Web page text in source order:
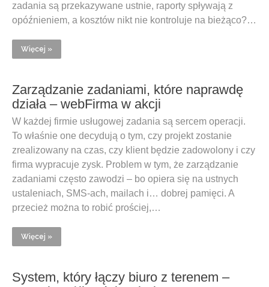
zadania są przekazywane ustnie, raporty spływają z
opóźnieniem, a kosztów nikt nie kontroluje na bieżąco?…
Więcej »
Zarządzanie zadaniami, które naprawdę
działa – webFirma w akcji
W każdej firmie usługowej zadania są sercem operacji.
To właśnie one decydują o tym, czy projekt zostanie
zrealizowany na czas, czy klient będzie zadowolony i czy
firma wypracuje zysk. Problem w tym, że zarządzanie
zadaniami często zawodzi – bo opiera się na ustnych
ustaleniach, SMS-ach, mailach i… dobrej pamięci. A
przecież można to robić prościej,…
Więcej »
System, który łączy biuro z terenem –